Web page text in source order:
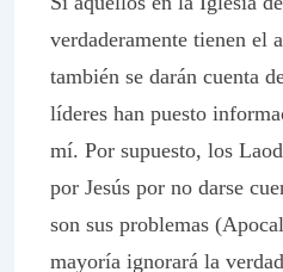
verdaderamente tienen el
también se darán cuenta
líderes han puesto
mí. Por supuesto, los
por Jesús por no darse
son sus problemas
mayoría ignorará la